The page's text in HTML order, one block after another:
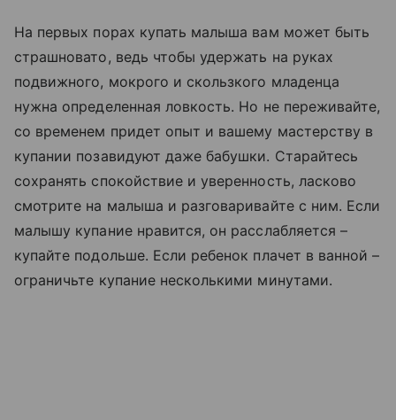
На первых порах купать малыша вам может быть
страшновато, ведь чтобы удержать на руках
подвижного, мокрого и скользкого младенца
нужна определенная ловкость. Но не переживайте,
со временем придет опыт и вашему мастерству в
купании позавидуют даже бабушки. Старайтесь
сохранять спокойствие и уверенность, ласково
смотрите на малыша и разговаривайте с ним. Если
малышу купание нравится, он расслабляется –
купайте подольше. Если ребенок плачет в ванной –
ограничьте купание несколькими минутами.